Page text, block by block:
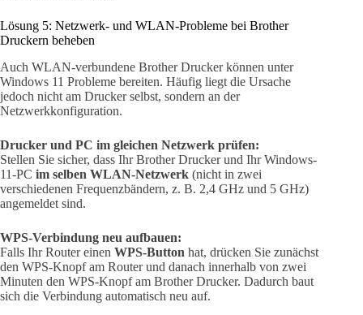
Lösung 5: Netzwerk- und WLAN-Probleme bei Brother
Druckern beheben
Auch WLAN-verbundene Brother Drucker können unter
Windows 11 Probleme bereiten. Häufig liegt die Ursache
jedoch nicht am Drucker selbst, sondern an der
Netzwerkkonfiguration.
Drucker und PC im gleichen Netzwerk prüfen:
Stellen Sie sicher, dass Ihr Brother Drucker und Ihr Windows-
11-PC im selben WLAN-Netzwerk (nicht in zwei
verschiedenen Frequenzbändern, z. B. 2,4 GHz und 5 GHz)
angemeldet sind.
WPS-Verbindung neu aufbauen:
Falls Ihr Router einen WPS-Button hat, drücken Sie zunächst
den WPS-Knopf am Router und danach innerhalb von zwei
Minuten den WPS-Knopf am Brother Drucker. Dadurch baut
sich die Verbindung automatisch neu auf.